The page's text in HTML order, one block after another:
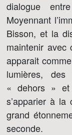
dialogue
Moyennant
Bisson, et la
maintenir avec
apparait
lumières,
« dehors »
s’apparier à la
grand
seconde.